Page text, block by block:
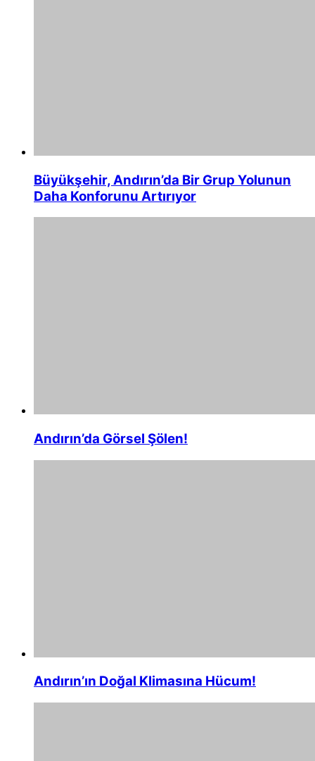
Büyükşehir, Andırın’da Bir Grup Yolunun
Daha Konforunu Artırıyor
Andırın’da Görsel Şölen!
Andırın’ın Doğal Klimasına Hücum!